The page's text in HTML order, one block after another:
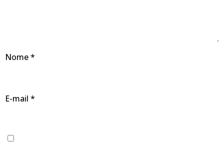
Nome*
E-mail *